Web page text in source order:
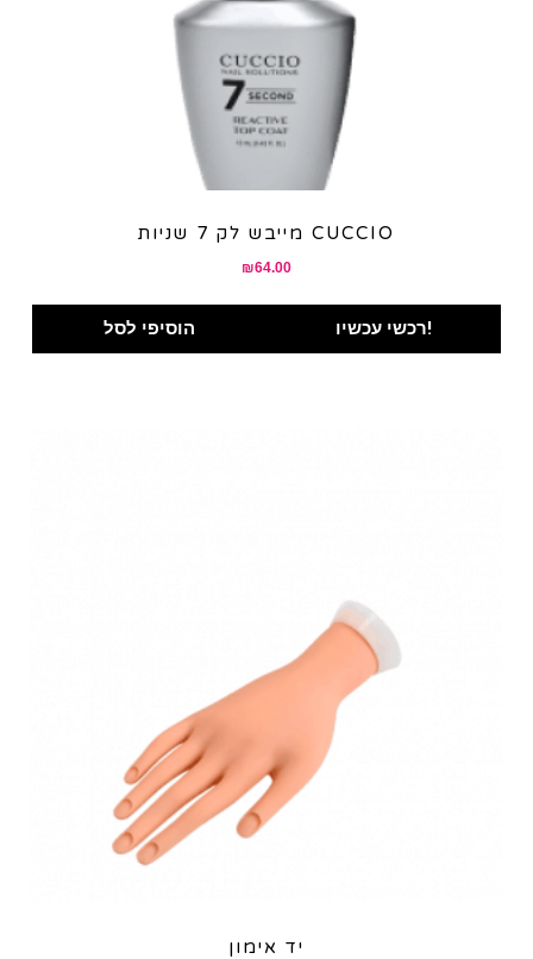
מייבש לק 7 שניות CUCCIO
₪64.00
הוסיפי לסל רכשי עכשיו!
יד אימון